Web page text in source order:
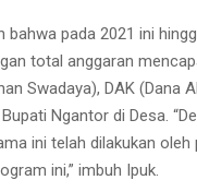
bahwa pada 2021 ini
total anggaran
Swadaya), DAK (Dana
Ngantor di Desa.
ini telah dilakukan
ini,” imbuh Ipuk.